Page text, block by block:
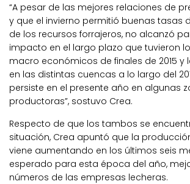
“A pesar de las mejores relaciones de
y que el invierno permitió buenas tasas
de los recursos forrajeros, no alcanzó
impacto en el largo plazo que tuvieron
macro económicos de finales de 2015 y
en las distintas cuencas a lo largo del
persiste en el presente año en algunas
productoras”, sostuvo Crea.
Respecto de que los tambos se
situación, Crea apuntó que la
viene aumentando en los últimos seis
esperado para esta época del año,
números de las empresas lecheras.